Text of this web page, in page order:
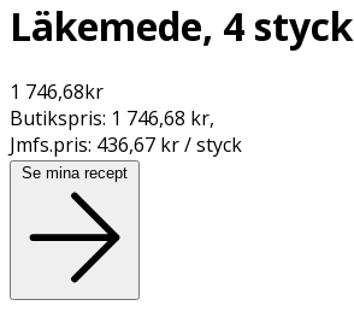
Läkemede, 4 styck
1 746,68kr
Butikspris: 1 746,68 kr,
Jmfs.pris: 436,67 kr / styck
Se mina recept